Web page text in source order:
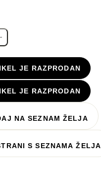
JE RAZPRODAN
JE RAZPRODAN
NA SEZNAM ŽELJA
S SEZNAMA ŽELJA